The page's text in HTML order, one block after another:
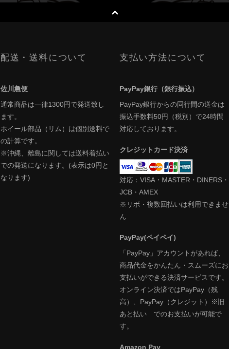
配送・送料について
佐川急便
通常商品は一律1300円で発送致し
ます。
ホイール部品（リム）は個別送料で
の計算です。
※沖縄、離島に関しては送料着払い
での発送になります。(表示は0円と
なります)
支払い方法について
PayPay銀行（銀行振込）
PayPay銀行からの同行間の送金は
振込手数料50円（税別）で24時間
対応しております。
クレジットカード決済
対応：VISA・MASTER・DINERS・
JCB・AMEX
※リボ・複数回払いは利用できませ
ん
PayPay(ペイペイ)
「PayPay」アカウントがあれば、
商品代金をかんたん・スムーズにお
支払いができる決済サービスです。
オンライン決済ではPayPay（残
高）、PayPay（クレジット）※旧
あと払い でのお支払いが可能で
す。
Amazon Pay